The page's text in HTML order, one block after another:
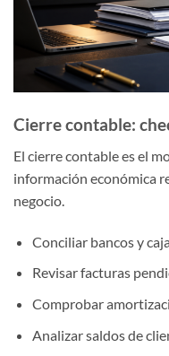
Cierre contable:
El cierre contable es el
información económica
negocio.
Conciliar bancos y
Revisar facturas
Comprobar
Analizar saldos de